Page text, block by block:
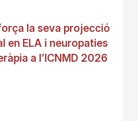
la seva projecció
en ELA i neuropaties
a l’ICNMD 2026